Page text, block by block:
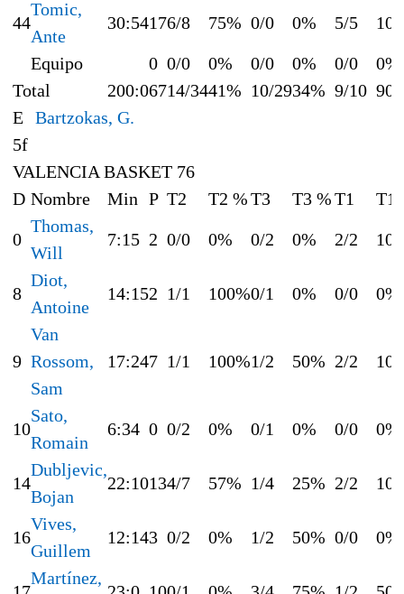
44
Tomic,
Ante
30:54176/8 75% 0/0 0% 5/5
Equipo 0 0/0 0% 0/0 0% 0/0
0%
Total
200:06714/3441% 10/2934% 9/10
E Bartzokas, G.
5f
VALENCIA BASKET 76
D Nombre Min P T2 T2 %T3 T3 %T1 T1
0
Thomas,
Will
7:15 2 0/0 0% 0/2 0% 2/2
8
Diot,
Antoine
14:152 1/1 100%0/1 0% 0/0 0%
9
Van
Rossom,
Sam
17:247 1/1 100%1/2 50% 2/2
10
Sato,
Romain
6:34 0 0/2 0% 0/1 0% 0/0 0%
14
Dubljevic,
Bojan
22:10134/7 57% 1/4 25% 2/2
16
Vives,
Guillem
12:143 0/2 0% 1/2 50% 0/0 0%
Martínez,